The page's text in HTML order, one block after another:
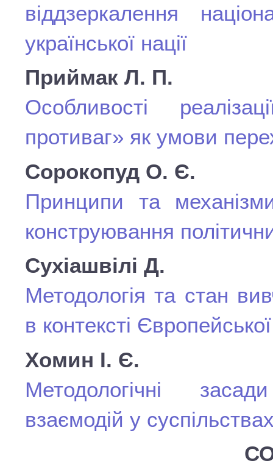
віддзеркалення
української нації
Приймак Л. П.
Особливості
противаг» як умови
Сорокопуд О. Є.
Принципи та
конструювання
Сухіашвілі Д.
Методологія та стан
в контексті Європейської
Хомин І. Є.
Методологічні
взаємодій у